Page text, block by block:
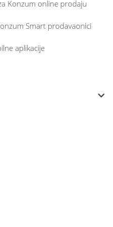
Konzum online prodaju
Smart prodavaonici
aplikacije